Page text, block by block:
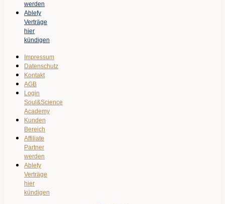
werden
Ablefy
Verträge
hier
kündigen
Impressum
Datenschutz
Kontakt
AGB
Login
Soul&Science
Academy
Kunden
Bereich
Affiliate
Partner
werden
Ablefy
Verträge
hier
kündigen